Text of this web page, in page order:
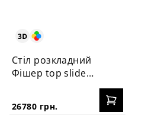
Стіл розкладний
Фішер top slide
26780 грн.